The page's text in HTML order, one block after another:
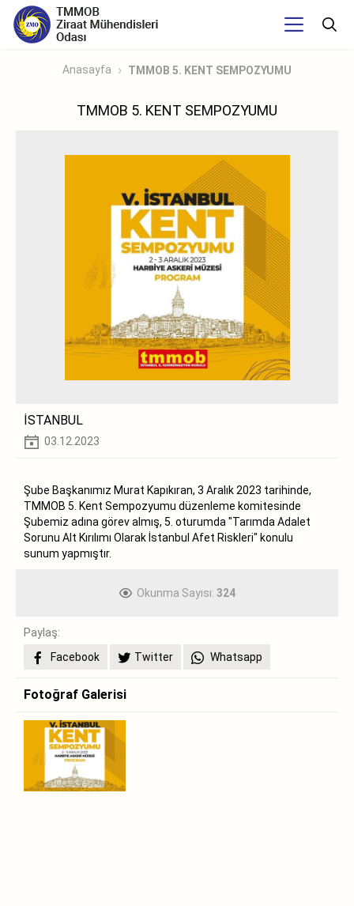
Anasayfa TMMOB 5. KENT SEMPOZYUMU
TMMOB 5. KENT SEMPOZYUMU
İSTANBUL
03.12.2023
Şube Başkanımız Murat Kapıkıran, 3 Aralık 2023 tarihinde,
TMMOB 5. Kent Sempozyumu düzenleme komitesinde
Şubemiz adına görev almış, 5. oturumda "Tarımda Adalet
Sorunu Alt Kırılımı Olarak İstanbul Afet Riskleri" konulu
sunum yapmıştır.
Okunma Sayısı: 324
Paylaş:
Facebook
Twitter Whatsapp
Fotoğraf Galerisi